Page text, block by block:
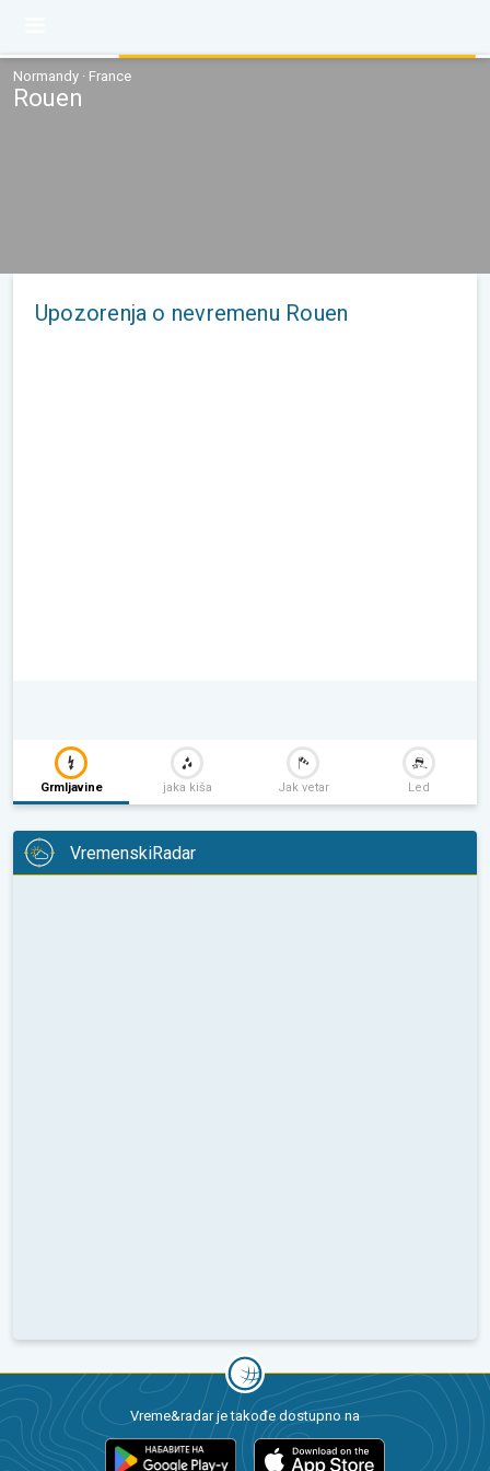
Normandy · France
Rouen
Upozorenja o nevremenu Rouen
Grmljavine jaka kiša Jak vetar Led
VremenskiRadar
Vreme&radar je takođe dostupno na